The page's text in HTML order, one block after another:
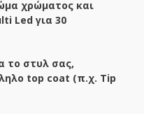
χρώματος και
Led για 30
το στυλ σας,
top coat (π.χ. Tip